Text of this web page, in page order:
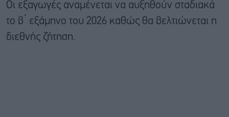
Οι εξαγωγές αναμένεται να αυξηθούν σταδιακά
το β ́ εξάμηνο του 2026 καθώς θα βελτιώνεται η
διεθνής ζήτηση.